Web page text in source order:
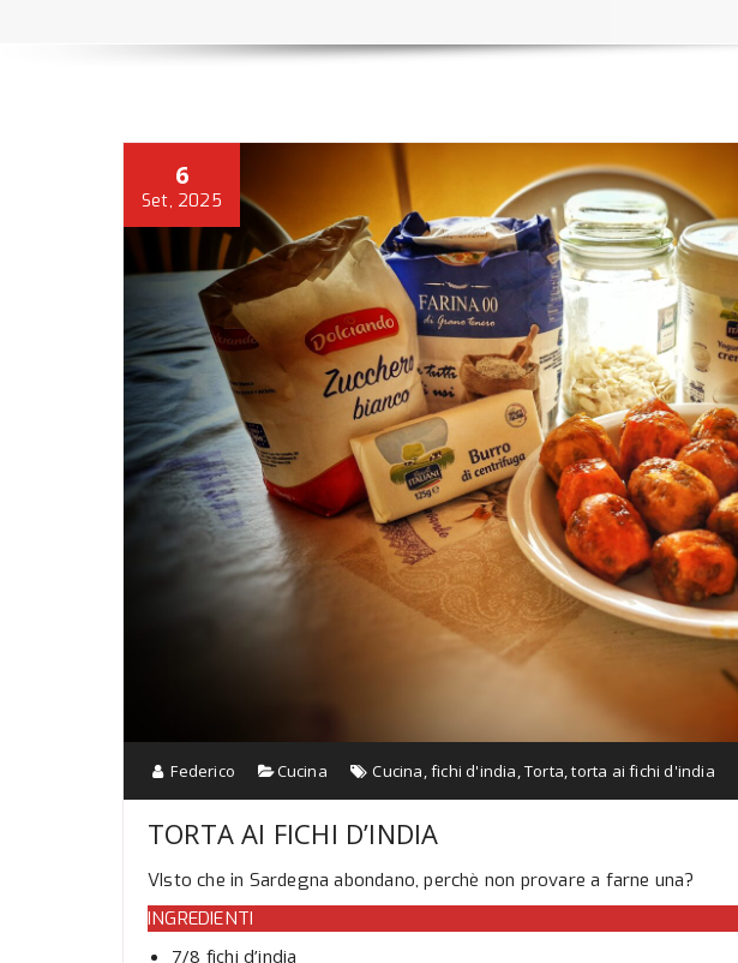
6
Set, 2025
Federico Cucina Cucina,fichi d'india,Torta,torta ai fichi d'india
TORTA AI FICHI D’INDIA
VIsto che in Sardegna abondano, perchè non provare a farne una?
INGREDIENTI
7/8 fichi d’india